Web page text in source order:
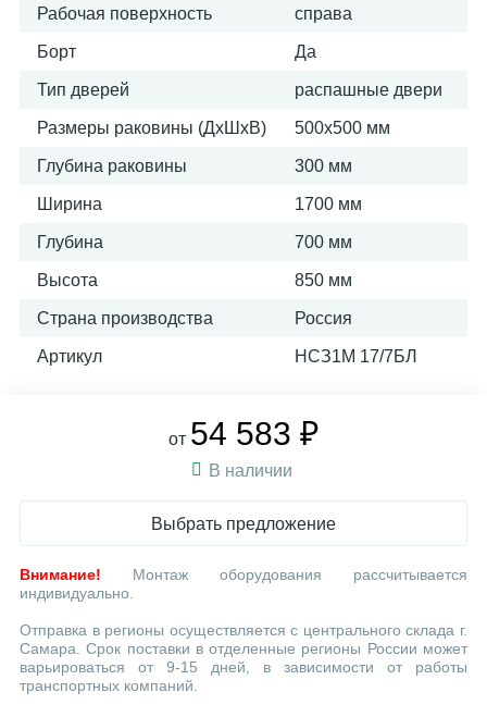
Рабочая поверхность справа
Борт Да
Тип дверей распашные двери
Размеры раковины (ДхШхВ) 500х500 мм
Глубина раковины 300 мм
Ширина 1700 мм
Глубина 700 мм
Высота 850 мм
Страна производства Россия
Артикул НСЗ1М 17/7БЛ
от 54 583 ₽
В наличии
Выбрать предложение
Внимание! Монтаж оборудования рассчитывается
индивидуально.
Отправка в регионы осуществляется с центрального склада г.
Самара. Срок поставки в отделенные регионы России может
варьироваться от 9-15 дней, в зависимости от работы
транспортных компаний.